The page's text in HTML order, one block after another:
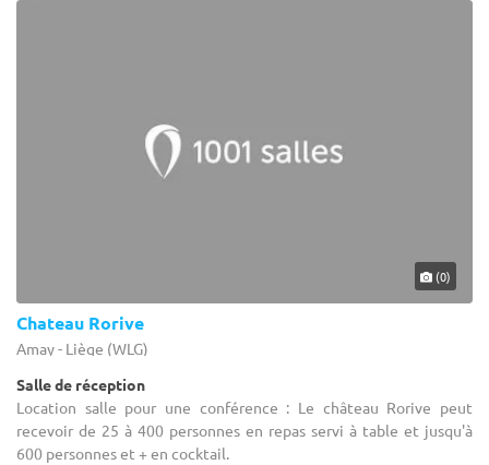
(0)
Chateau Rorive
Amay - Liège (WLG)
Salle de réception
Location salle pour une conférence : Le château Rorive peut
recevoir de 25 à 400 personnes en repas servi à table et jusqu'à
600 personnes et + en cocktail.